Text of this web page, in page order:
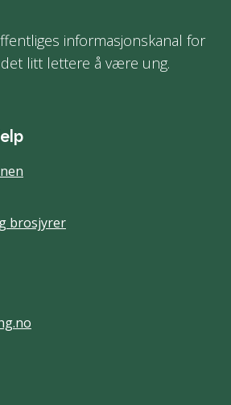
informasjonskanal for
litt lettere å være ung.
brosjyrer